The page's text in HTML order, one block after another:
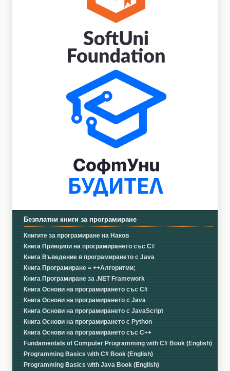
Безплатни книги за програмиране
Книгите за програмиране на Наков
Книга Принципи на програмирането със C#
Книга Въведение в програмирането с Java
Книга Програмиране = ++Алгоритми;
Книга Програмиране за .NET Framework
Книга Основи на програмирането със C#
Книга Основи на програмирането с Java
Книга Основи на програмирането с JavaScript
Книга Основи на програмирането с Python
Книга Основи на програмирането със C++
Fundamentals of Computer Programming with C# Book (English)
Programming Basics with C# Book (English)
Programming Basics with Java Book (English)